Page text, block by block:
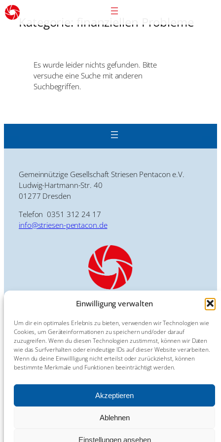
Einwilligung verwalten
Um dir ein optimales Erlebnis zu bieten, verwenden wir Technologien wie
Cookies, um Geräteinformationen zu speichern und/oder darauf
zuzugreifen. Wenn du diesen Technologien zustimmst, können wir Daten
wie das Surfverhalten oder eindeutige IDs auf dieser Website verarbeiten.
Wenn du deine Einwillligung nicht erteilst oder zurückziehst, können
bestimmte Merkmale und Funktionen beeinträchtigt werden.
Akzeptieren
Ablehnen
Einstellungen ansehen
Kategorie: finanziellen Probleme
Es wurde leider nichts gefunden. Bitte
versuche eine Suche mit anderen
Suchbegriffen.
Gemeinnützige Gesellschaft Striesen Pentacon e.V.
Ludwig-Hartmann-Str. 40
01277 Dresden
Telefon 0351 312 24 17
info@striesen-pentacon.de
Impressum
Kontakt
Datenschutzerklärung
Cookie-Richtlinie (EU)